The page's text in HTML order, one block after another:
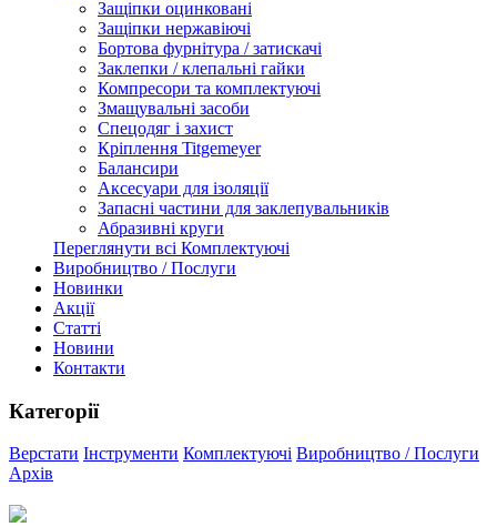
Защіпки оцинковані
Защіпки нержавіючі
Бортова фурнітура / затискачі
Заклепки / клепальні гайки
Компресори та комплектуючі
Змащувальні засоби
Спецодяг і захист
Кріплення Titgemeyer
Балансири
Аксесуари для ізоляції
Запасні частини для заклепувальників
Абразивні круги
Переглянути всі Комплектуючі
Виробництво / Послуги
Новинки
Акції
Статті
Новини
Контакти
Категорії
Верстати Інструменти Комплектуючі Виробництво / Послуги
Архів